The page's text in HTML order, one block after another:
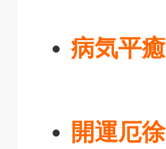
病気平癒
開運厄徐